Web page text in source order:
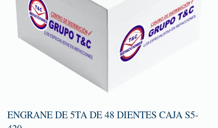
ENGRANE DE 5TA DE 48 DIENTES CAJA S5-